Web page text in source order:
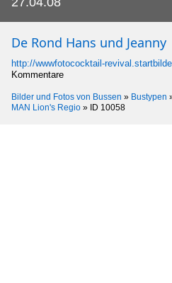
De Rond Hans und Jeanny
http://wwwfotococktail-
Kommentare
Bilder und Fotos von Bussen » Bustypen
MAN Lion's Regio » ID 10058